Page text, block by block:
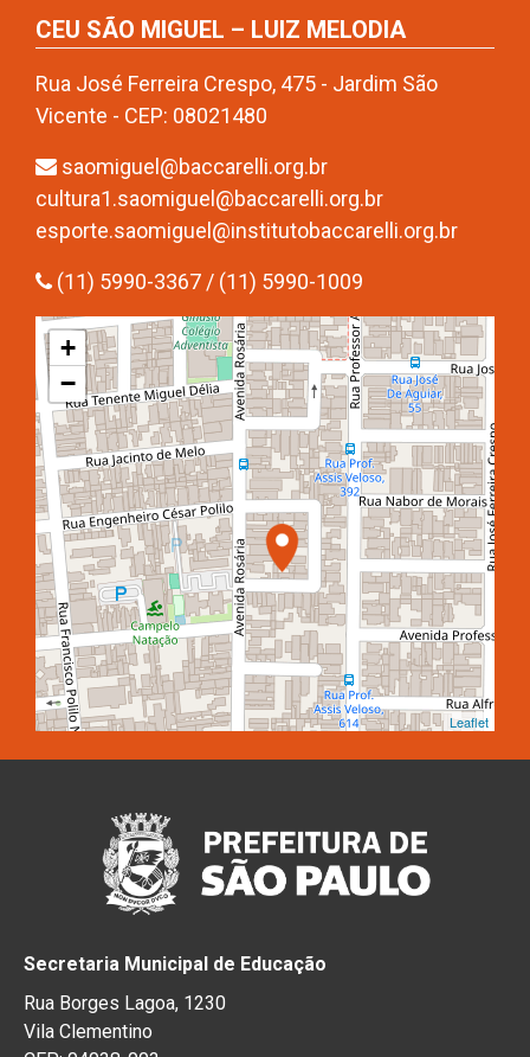
CEU SÃO MIGUEL – LUIZ MELODIA
Rua José Ferreira Crespo, 475 - Jardim São
Vicente - CEP: 08021480
saomiguel@baccarelli.org.br
cultura1.saomiguel@baccarelli.org.br
esporte.saomiguel@institutobaccarelli.org.br
(11) 5990-3367 / (11) 5990-1009
+
−
Leaflet
Secretaria Municipal de Educação
Rua Borges Lagoa, 1230
Vila Clementino